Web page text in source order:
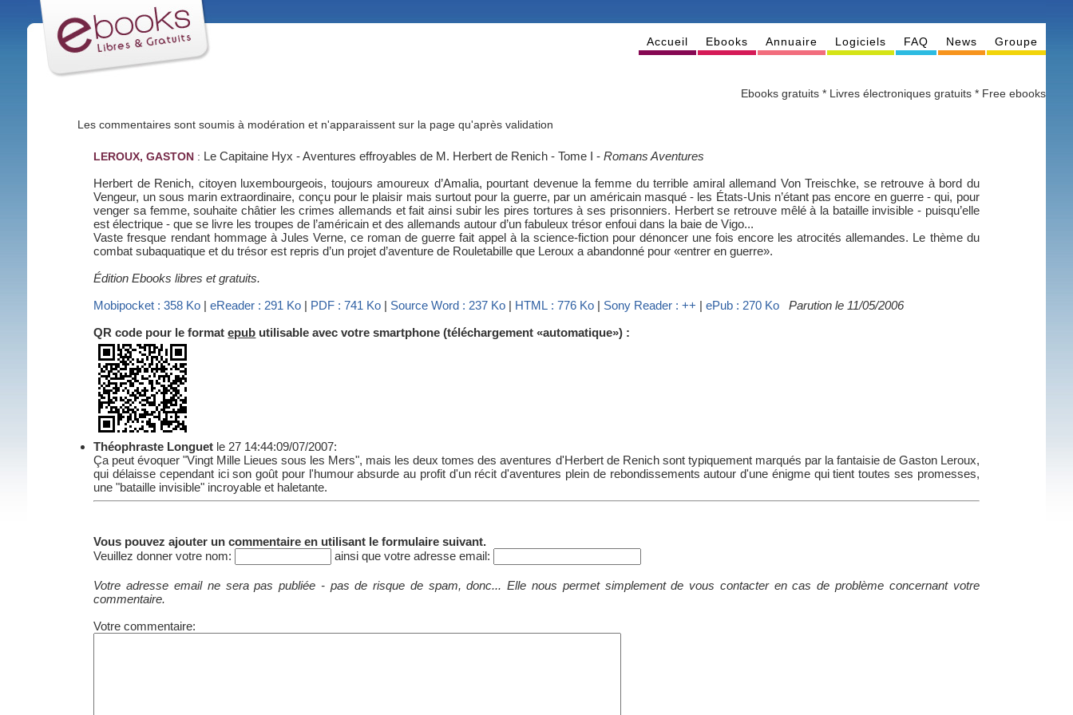
Accueil Ebooks Annuaire Logiciels FAQ News Groupe
Ebooks gratuits * Livres électroniques gratuits * Free ebooks
Les commentaires sont soumis à modération et n'apparaissent sur la page qu'après validation
LEROUX, GASTON : Le Capitaine Hyx - Aventures effroyables de M. Herbert de Renich - Tome I -Romans Aventures
Herbert de Renich, citoyen luxembourgeois, toujours amoureux d’Amalia, pourtant devenue la femme du terrible amiral allemand Von Treischke, se retrouve à bord du
Vengeur, un sous marin extraordinaire, conçu pour le plaisir mais surtout pour la guerre, par un américain masqué - les États-Unis n’étant pas encore en guerre - qui, pour
venger sa femme, souhaite châtier les crimes allemands et fait ainsi subir les pires tortures à ses prisonniers. Herbert se retrouve mêlé à la bataille invisible - puisqu’elle
est électrique - que se livre les troupes de l’américain et des allemands autour d’un fabuleux trésor enfoui dans la baie de Vigo...
Vaste fresque rendant hommage à Jules Verne, ce roman de guerre fait appel à la science-fiction pour dénoncer une fois encore les atrocités allemandes. Le thème du
combat subaquatique et du trésor est repris d’un projet d’aventure de Rouletabille que Leroux a abandonné pour «entrer en guerre».
Édition Ebooks libres et gratuits.
Mobipocket : 358 Ko |eReader : 291 Ko | PDF : 741 Ko | Source Word : 237 Ko | HTML : 776 Ko | Sony Reader : ++ |ePub : 270 Ko
Parution le 11/05/2006
QR code pour le formatepub utilisable avec votre smartphone (téléchargement «automatique») :
Théophraste Longuet le 27 14:44:09/07/2007:
Ça peut évoquer "Vingt Mille Lieues sous les Mers", mais les deux tomes des aventures d'Herbert de Renich sont typiquement marqués par la fantaisie de Gaston Leroux,
qui délaisse cependant ici son goût pour l'humour absurde au profit d'un récit d'aventures plein de rebondissements autour d'une énigme qui tient toutes ses promesses,
une "bataille invisible" incroyable et haletante.
Vous pouvez ajouter un commentaire en utilisant le formulaire suivant.
Veuillez donner votre nom:
ainsi que votre adresse email:
Votre adresse email ne sera pas publiée - pas de risque de spam, donc... Elle nous permet simplement de vous contacter en cas de problème concernant votre
commentaire.
Votre commentaire: